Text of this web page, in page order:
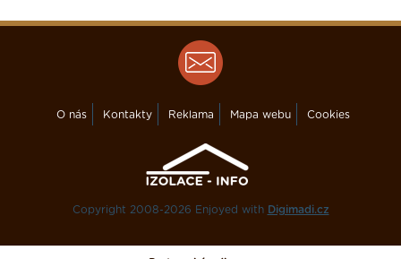
O nás Kontakty Reklama Mapa webu Cookies
Copyright 2008-2026 Enjoyed with Digimadi.cz